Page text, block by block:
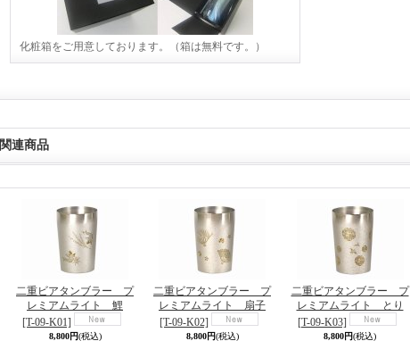
化粧箱をご用意しております。（箱は無料です。）
関連商品
二重ビアタンブラー プ
レミアムライト 鯉
[T-09-K01]
8,800円(税込)
二重ビアタンブラー プ
レミアムライト 扇子
[T-09-K02]
8,800円(税込)
二重ビアタンブラー プ
レミアムライト とり
[T-09-K03]
8,800円(税込)